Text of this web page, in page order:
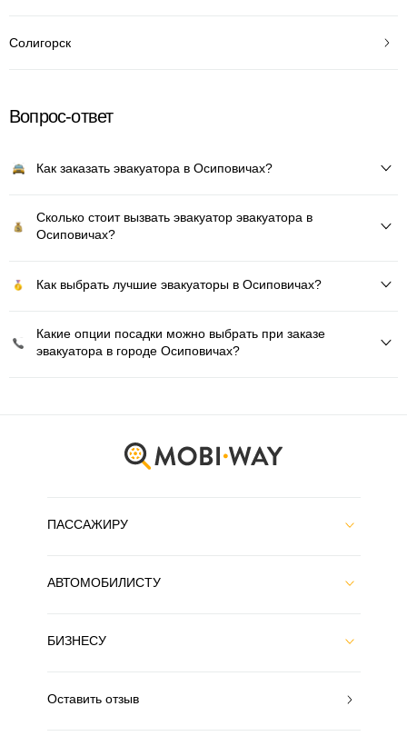
Солигорск
Вопрос-ответ
Как заказать эвакуатора в Осиповичах?
Сколько стоит вызвать эвакуатор эвакуатора в
Осиповичах?
Как выбрать лучшие эвакуаторы в Осиповичах?
Какие опции посадки можно выбрать при заказе
эвакуатора в городе Осиповичах?
ПАССАЖИРУ
АВТОМОБИЛИСТУ
БИЗНЕСУ
Оставить отзыв